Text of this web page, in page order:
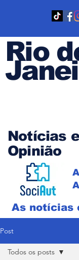
Rio
Notícias
Opinião
As notícias
Post
Todos os posts